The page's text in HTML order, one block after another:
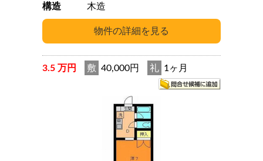
構造
木造
3.5 万円 敷 40,000円 礼 1ヶ月